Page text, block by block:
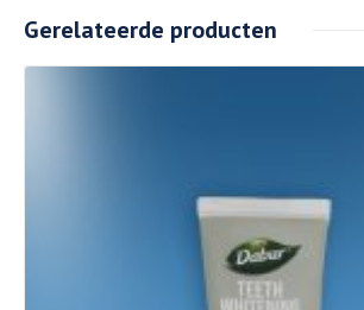
Gerelateerde producten